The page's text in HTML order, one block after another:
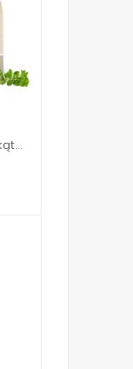
Herbatka Ziołowy Zakątek BIO - Dary Natury 80 g